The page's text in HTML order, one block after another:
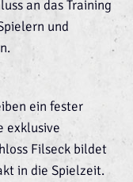
an das Training
und
ein fester
exklusive
Filseck bildet
in die Spielzeit.